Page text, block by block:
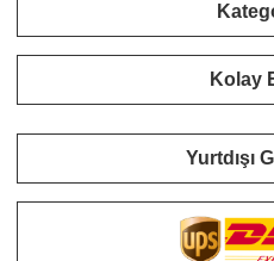
Kolay
Yurtdışı